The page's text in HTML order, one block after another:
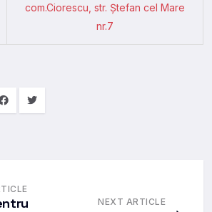
com.Ciorescu, str. Ștefan cel Mare
nr.7
NEXT ARTICLE